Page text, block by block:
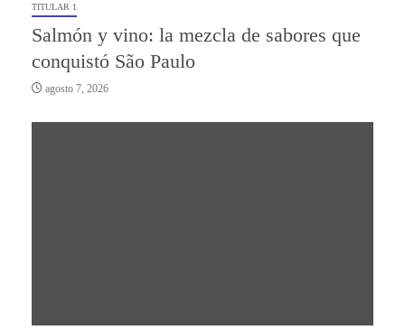
TITULAR 1
Salmón y vino: la mezcla de sabores que
conquistó São Paulo
agosto 7, 2026